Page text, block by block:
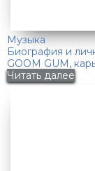
Музыка
Биография и
GOOM GUM,
Читать далее